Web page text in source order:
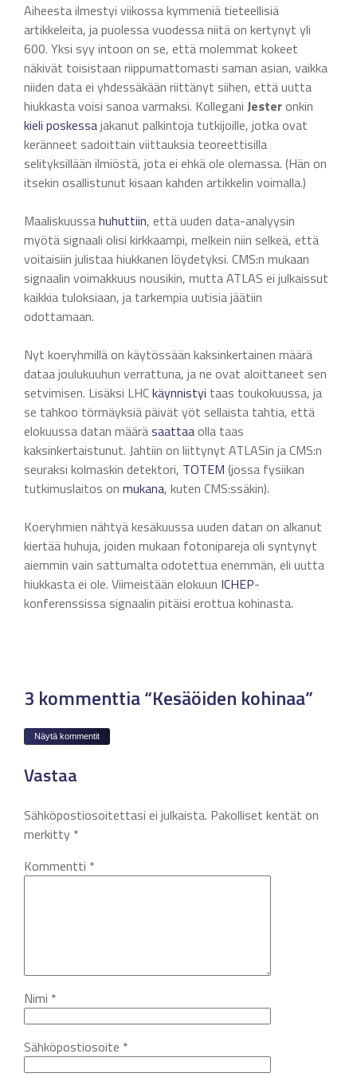
Aiheesta ilmestyi viikossa kymmeniä tieteellisiä
artikkeleita, ja puolessa vuodessa niitä on kertynyt yli
600. Yksi syy intoon on se, että molemmat kokeet
näkivät toisistaan riippumattomasti saman asian, vaikka
niiden data ei yhdessäkään riittänyt siihen, että uutta
hiukkasta voisi sanoa varmaksi. Kollegani Jesteronkin
kieli poskessajakanut palkintoja tutkijoille, jotka ovat
keränneet sadoittain viittauksia teoreettisilla
selityksillään ilmiöstä, jota ei ehkä ole olemassa. (Hän on
itsekin osallistunut kisaan kahden artikkelin voimalla.)
Maaliskuussahuhuttiin, että uuden data-analyysin
myötä signaali olisi kirkkaampi, melkein niin selkeä, että
voitaisiin julistaa hiukkanen löydetyksi. CMS:n mukaan
signaalin voimakkuus nousikin, mutta ATLAS ei julkaissut
kaikkia tuloksiaan, ja tarkempia uutisia jäätiin
odottamaan.
Nyt koeryhmillä on käytössään kaksinkertainen määrä
dataa joulukuuhun verrattuna, ja ne ovat aloittaneet sen
setvimisen. Lisäksi LHCkäynnistyi taas toukokuussa, ja
se tahkoo törmäyksiä päivät yöt sellaista tahtia, että
elokuussa datan määräsaattaaolla taas
kaksinkertaistunut. Jahtiin on liittynyt ATLASin ja CMS:n
seuraksi kolmaskin detektori, TOTEM (jossa fysiikan
tutkimuslaitos on mukana, kuten CMS:ssäkin).
Koeryhmien nähtyä kesäkuussa uuden datan on alkanut
kiertää huhuja, joiden mukaan fotonipareja oli syntynyt
aiemmin vain sattumalta odotettua enemmän, eli uutta
hiukkasta ei ole. Viimeistään elokuun ICHEP-
konferenssissa signaalin pitäisi erottua kohinasta.
3 kommenttia “Kesäöiden kohinaa”
Näytä kommentit
Vastaa
Sähköpostiosoitettasi ei julkaista. Pakolliset kentät on
merkitty *
Kommentti *
Nimi *
Sähköpostiosoite *